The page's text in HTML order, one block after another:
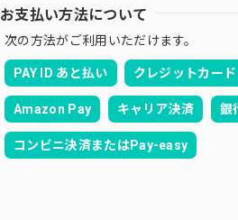
お支払い方法について
次の方法がご利用いただけます。
PAY ID あと払い クレジットカード
Amazon Pay キャリア決済 銀
コンビニ決済またはPay-easy